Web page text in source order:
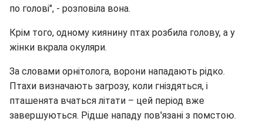
по голові", - розповіла вона.
Крім того, одному киянину птах розбила голову, а у
жінки вкрала окуляри.
За словами орнітолога, ворони нападають рідко.
Птахи визначають загрозу, коли гніздяться, і
пташенята вчаться літати – цей період вже
завершуються. Рідше нападу пов'язані з помстою.